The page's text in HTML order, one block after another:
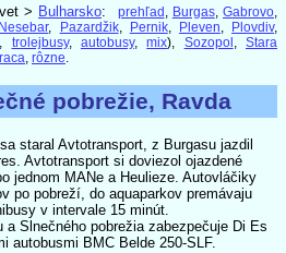
> Bulharsko: prehľad , Burgas, Gabrovo,
Nesebar, Pazardžik, Pernik, Pleven, Plovdiv,
, trolejbusy, autobusy,mix), Sozopol , Stara
, rôzne.
pobrežie, Ravda
staral Avtotransport, z Burgasu jazdil
Avtotransport si doviezol ojazdené
jednom MANe a Heulieze. Autovláčiky
po pobreží, do aquaparkov premávaju
v intervale 15 minút.
a Slnečného pobrežia zabezpečuje Di Es
autobusmi BMC Belde 250-SLF.